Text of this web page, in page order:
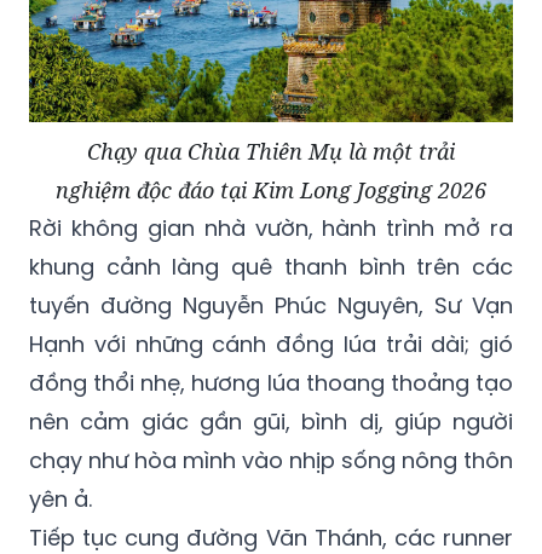
Chạy qua Chùa Thiên Mụ là một trải
nghiệm độc đáo tại Kim Long Jogging 2026
Rời không gian nhà vườn, hành trình mở ra
khung cảnh làng quê thanh bình trên các
tuyến đường Nguyễn Phúc Nguyên, Sư Vạn
Hạnh với những cánh đồng lúa trải dài; gió
đồng thổi nhẹ, hương lúa thoang thoảng tạo
nên cảm giác gần gũi, bình dị, giúp người
chạy như hòa mình vào nhịp sống nông thôn
yên ả.
Tiếp tục cung đường Văn Thánh, các runner